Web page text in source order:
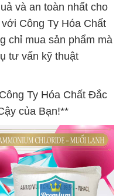
và an toàn nhất cho
Công Ty Hóa Chất
chỉ mua sản phẩm mà
tư vấn kỹ thuật
Ty Hóa Chất Đắc
của Bạn!**